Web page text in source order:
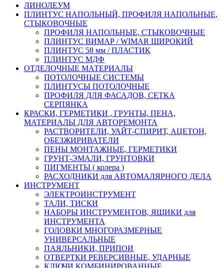
ЛИНОЛЕУМ
ПЛИНТУС НАПОЛЬНЫЙ, ПРОФИЛЯ НАПОЛЬНЫЕ,
СТЫКОВОЧНЫЕ
ПРОФИЛЯ НАПОЛЬНЫЕ, СТЫКОВОЧНЫЕ
ПЛИНТУС ВИМАР / WIMAR ШИРОКИЙ
ПЛИНТУС 58 мм / ПЛАСТИК
ПЛИНТУС МДФ
ОТДЕЛОЧНЫЕ МАТЕРИАЛЫ
ПОТОЛОЧНЫЕ СИСТЕМЫ
ПЛИНТУСЫ ПОТОЛОЧНЫЕ
ПРОФИЛЯ ДЛЯ ФАСАДОВ, СЕТКА
СЕРПЯНКА
КРАСКИ, ГЕРМЕТИКИ , ГРУНТЫ, ПЕНА,
МАТЕРИАЛЫ ДЛЯ АВТОРЕМОНТА
РАСТВОРИТЕЛИ, УАЙТ-СПИРИТ, АЦЕТОН,
ОБЕЗЖИРИВАТЕЛИ
ПЕНЫ МОНТАЖНЫЕ, ГЕРМЕТИКИ
ГРУНТ-ЭМАЛИ, ГРУНТОВКИ
ПИГМЕНТЫ ( колера )
РАСХОДНИКИ для АВТОМАЛЯРНОГО ДЕЛА
ИНСТРУМЕНТ
ЭЛЕКТРОИНСТРУМЕНТ
ТАЛИ, ТИСКИ
НАБОРЫ ИНСТРУМЕНТОВ, ЯЩИКИ для
ИНСТРУМЕНТА
ГОЛОВКИ МНОГОРАЗМЕРНЫЕ
УНИВЕРСАЛЬНЫЕ
ПАЯЛЬНИКИ, ПРИПОИ
ОТВЕРТКИ РЕВЕРСИВНЫЕ, УДАРНЫЕ
КЛЮЧИ КОМБИНИРОВАННЫЕ